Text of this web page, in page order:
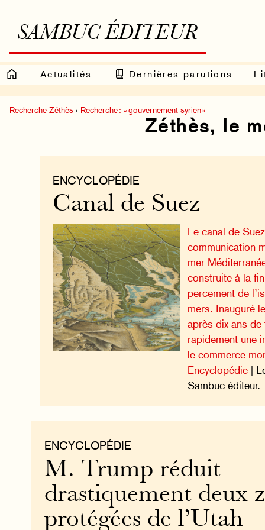
SAMBUC ÉDITEUR
Actualités Dernières parutions
Recherche Zéthès › Recherche : « gouvernement syrien »
Zéthès, le
ENCYCLOPÉDIE
Canal de Suez
Le canal de
communication
mer
construite à la
percement de
mers. Inauguré
après dix ans de
rapidement une
le commerce
Encyclopédie |
Sambuc éditeur.
ENCYCLOPÉDIE
M. Trump réduit
drastiquement deux
protégées de l’Utah